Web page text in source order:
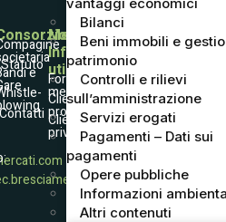
Bilanci
Beni immobili e
patrimonio
Controlli e rilievi
sull’amministrazione
Servizi erogati
Pagamenti – Dati sui
pagamenti
Opere pubbliche
Informazioni
Altri contenuti
Statuto
e
Contatti
Mercato
Informazioni
utili
Fornitori
merce
Clienti
professionali
Clienti
privati
Società
Trasparente
Accessibilità
Informativa
Raccolta dati
Coockies Policy
Dati e contatto
DPO